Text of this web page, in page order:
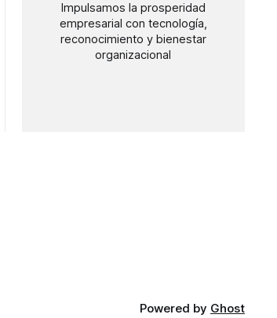
Impulsamos la prosperidad
empresarial con tecnología,
reconocimiento y bienestar
organizacional
Powered by Ghost